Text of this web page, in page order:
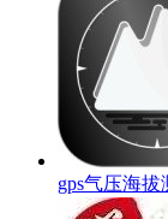
gps气压海拔